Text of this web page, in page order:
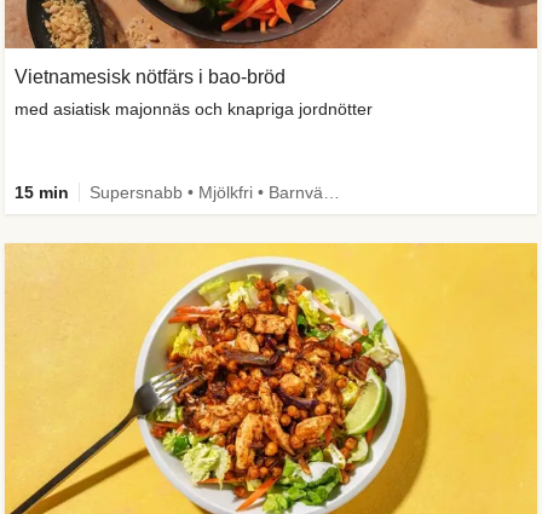
Vietnamesisk nötfärs i bao-bröd
med asiatisk majonnäs och knapriga jordnötter
15 min